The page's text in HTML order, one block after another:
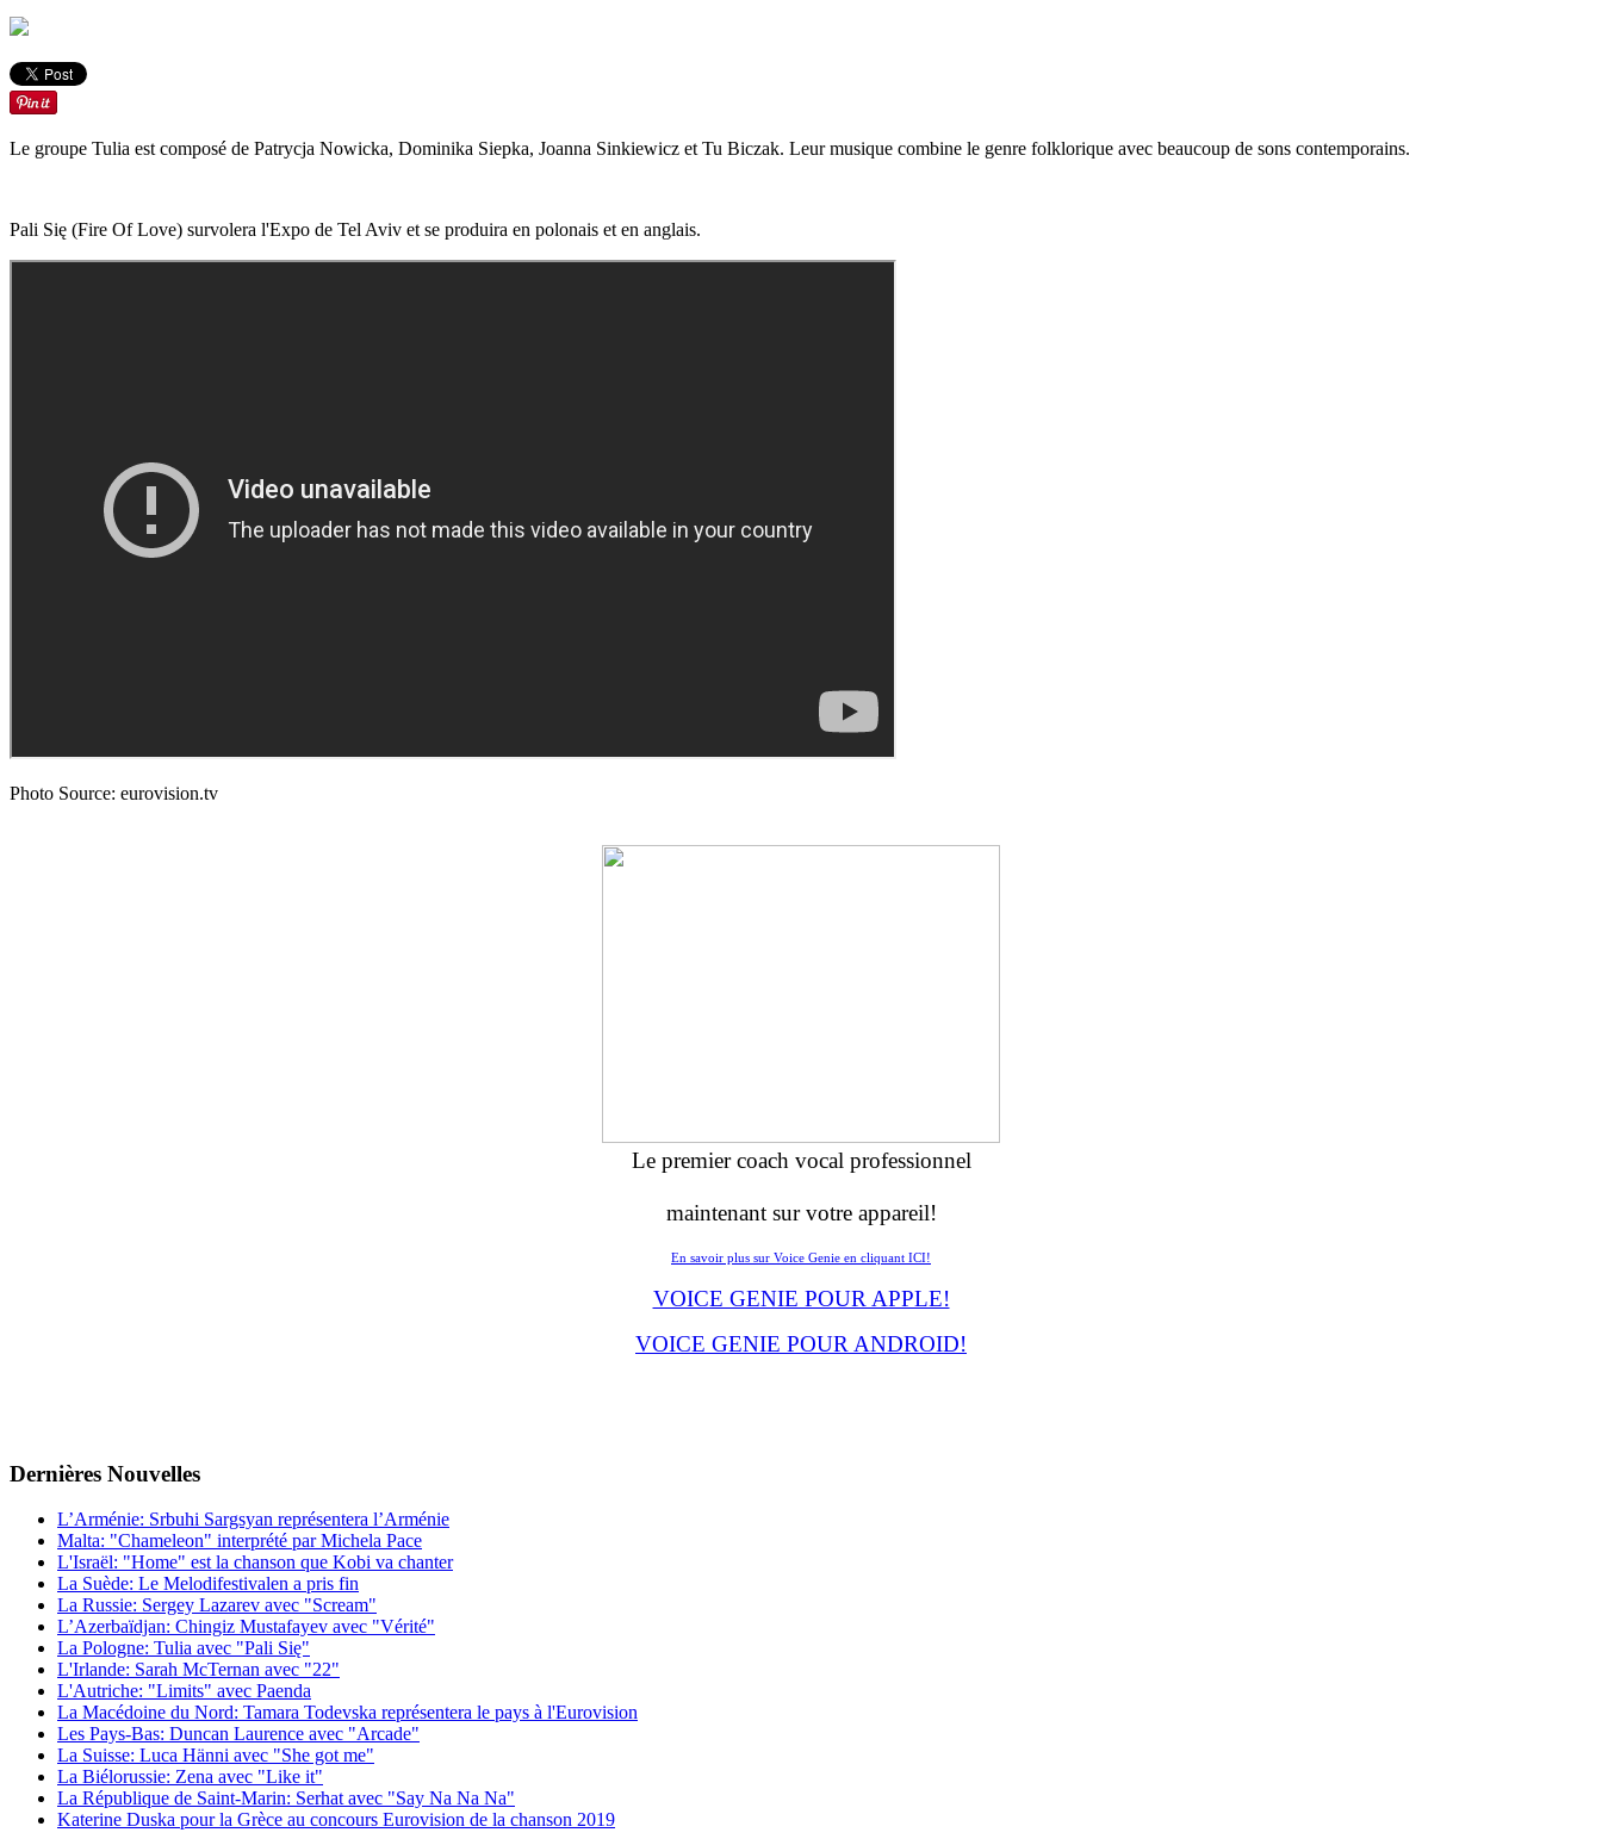
Le groupe Tulia est composé de Patrycja Nowicka, Dominika Siepka, Joanna Sinkiewicz et Tu Biczak. Leur musique combine le genre folklorique avec beaucoup de sons contemporains.
Pali Się (Fire Of Love) survolera l'Expo de Tel Aviv et se produira en polonais et en anglais.
Photo Source: eurovision.tv
Le premier coach vocal professionnel
maintenant sur votre appareil!
En savoir plus sur Voice Genie en cliquant ICI!
VOICE GENIE POUR APPLE!
VOICE GENIE POUR ANDROID!
Dernières Νouvelles
L’Arménie: Srbuhi Sargsyan représentera l’Arménie
Malta: "Chameleon" interprété par Michela Pace
L'Israël: "Home" est la chanson que Kobi va chanter
La Suède: Le Melodifestivalen a pris fin
La Russie: Sergey Lazarev avec "Scream"
L’Azerbaïdjan: Chingiz Mustafayev avec "Vérité"
La Pologne: Tulia avec "Pali Się"
L'Irlande: Sarah McTernan avec "22"
L'Autriche: "Limits" avec Paenda
La Macédoine du Nord: Tamara Todevska représentera le pays à l'Eurovision
Les Pays-Bas: Duncan Laurence avec "Arcade"
La Suisse: Luca Hänni avec "She got me"
La Biélorussie: Zena avec "Like it"
La République de Saint-Marin: Serhat avec "Say Na Na Na"
Katerine Duska pour la Grèce au concours Eurovision de la chanson 2019